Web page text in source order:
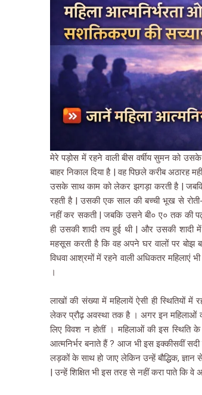
मेरे पड़ोस में रहने वाली बीस वर्षीय सुमन को
बाहर निकाल दिया है | वह पिछले करीब अठारह
उसके साथ काम को लेकर झगड़ा करती है |
रहती है | उसकी एक साल की बच्ची भूख से
नहीं कर सकती | जबकि उसने बी० ए० तक की
ही उसकी शादी तय हुई थी | और उसकी
महसूस करती है कि वह अपने घर वालों पर बोझ
विधवा आश्रमों में रहने वाली अधिकतर महिलाएं
।
लाखों की संख्या में महिलायें ऐसी ही स्थितियों
लेकर प्रौढ़ अवस्था तक है । अगर इन महिलाओं
लिए विवश न होतीं । महिलाओं की इस स्थिति
आत्मनिर्भर बनाते हैं ? आज भी इस इक्कीसवीं
लड़कों के साथ हो जाए लेकिन उन्हें बौद्धिक, ज्ञान
| उन्हें शिक्षित भी इस तरह से नहीं करा पाते कि